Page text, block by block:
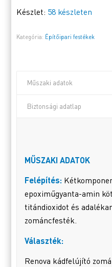
Készlet: 58 készleten
Kategória: Építőipari festékek
Műszaki adatok
Biztonsági adatlap
MŰSZAKI ADATOK
Felépítés:
epoximűgyanta-amin
titándioxidot és
zománcfesték.
Választék:
Renova kádfelújító